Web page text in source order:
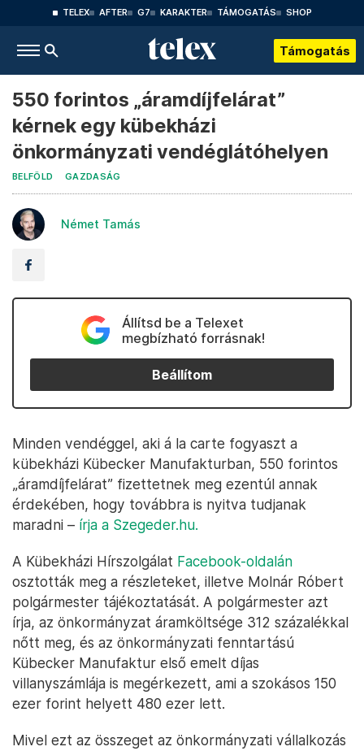
TELEX AFTER G7 KARAKTER TÁMOGATÁS SHOP
Támogatás
550 forintos „áramdíjfelárat”
kérnek egy kübekházi
önkormányzati vendéglátóhelyen
BELFÖLD GAZDASÁG
Német Tamás
Állítsd be a Telexet
megbízható forrásnak!
Beállítom
Minden vendéggel, aki á la carte fogyaszt a
kübekházi Kübecker Manufakturban, 550 forintos
„áramdíjfelárat” fizettetnek meg ezentúl annak
érdekében, hogy továbbra is nyitva tudjanak
maradni – írja a Szegeder.hu.
A Kübekházi Hírszolgálat Facebook-oldalán
osztották meg a részleteket, illetve Molnár Róbert
polgármester tájékoztatását. A polgármester azt
írja, az önkormányzat áramköltsége 312 százalékkal
nőtt meg, és az önkormányzati fenntartású
Kübecker Manufaktur első emelt díjas
villanyszámlája is megérkezett, ami a szokásos 150
ezer forint helyett 480 ezer lett.
Mivel ezt az összeget az önkormányzati vállalkozás